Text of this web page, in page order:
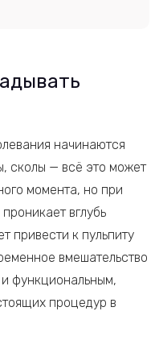
начинаются
сколы — всё это может
момента, но при
вглубь
привести к пульпиту
вмешательство
функциональным,
процедур в